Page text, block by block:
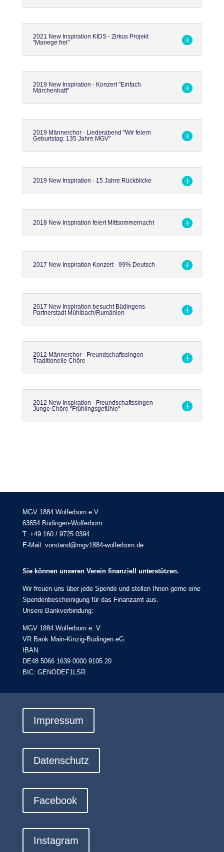
2021 New Inspiration KIDS - Zirkus Projekt
"Manege frei"
2019 New Inspiration - Konzert "Einfach
Märchenhaft"
2019 Männerchor - Liederabend "Wir feiern
Geburtstag: 135 Jahre MGV"
2019 New Inspiration - 15 Jahre Rückblicke
2018 New Inspiration feiert Mittsommernacht
2017 New Inspiration Konzert - 99% Deutsch
2017 New Inspiration besucht Büdingens
Partnerstadt Mühlbach/Rumänien
2012 Männerchor - Freundschaftssingen
Traditionelle Chöre
2012 New Inspiration - Freundschaftssingen
Junge Chöre "Frühlingsgefühle"
MGV 1884 Wolferborn e.V.
63654 Büdingen-Wolferborn
T: +49 160 / 9725 0394
E-Mail: vorstand@mgv1884-wolferborn.de
Sie können unseren Verein finanziell unterstützen.
Wir freuen uns über jede Spende und stellen Ihnen gerne eine
Spendenbescheinigung für das Finanzamt aus.
Unsere Bankverbindung:
MGV 1884 Wolferborn e. V.
VR Bank Main-Kinzig-Büdingen eG
IBAN:
DE48 5066 1639 0000 9105 20
BIC: GENODEF1LSR
Impressum
Datenschutz
Facebook
Instagram